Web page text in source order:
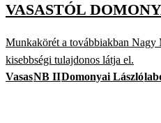
VASASTÓL
Munkakörét a továbbiakban Nagy
kisebbségi tulajdonos látja el.
VasasNB IIDomonyai László